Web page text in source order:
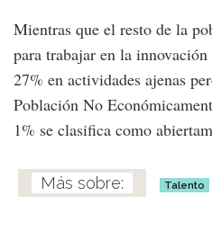
Mientras que el resto de la
para trabajar en la
27% en actividades ajenas
Población No
1% se clasifica como
Talento